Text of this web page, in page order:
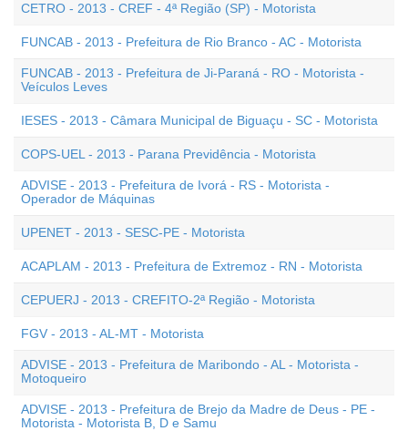
CETRO - 2013 - CREF - 4ª Região (SP) - Motorista
FUNCAB - 2013 - Prefeitura de Rio Branco - AC - Motorista
FUNCAB - 2013 - Prefeitura de Ji-Paraná - RO - Motorista -
Veículos Leves
IESES - 2013 - Câmara Municipal de Biguaçu - SC - Motorista
COPS-UEL - 2013 - Parana Previdência - Motorista
ADVISE - 2013 - Prefeitura de Ivorá - RS - Motorista -
Operador de Máquinas
UPENET - 2013 - SESC-PE - Motorista
ACAPLAM - 2013 - Prefeitura de Extremoz - RN - Motorista
CEPUERJ - 2013 - CREFITO-2ª Região - Motorista
FGV - 2013 - AL-MT - Motorista
ADVISE - 2013 - Prefeitura de Maribondo - AL - Motorista -
Motoqueiro
ADVISE - 2013 - Prefeitura de Brejo da Madre de Deus - PE -
Motorista - Motorista B, D e Samu